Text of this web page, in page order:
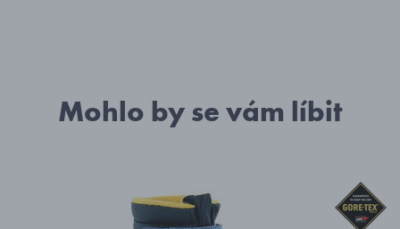
Mohlo by se vám líbit